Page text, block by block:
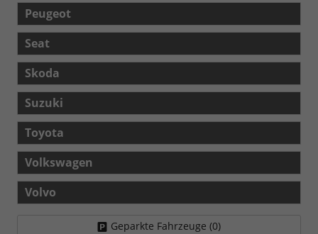
Peugeot
Seat
Skoda
Suzuki
Toyota
Volkswagen
Volvo
Geparkte Fahrzeuge (0)